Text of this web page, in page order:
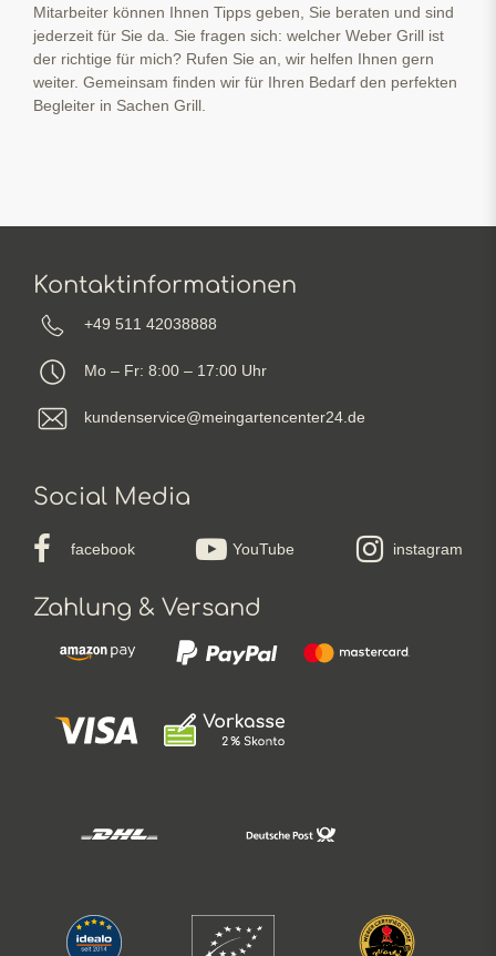
Mitarbeiter können Ihnen Tipps geben, Sie beraten und sind
jederzeit für Sie da. Sie fragen sich: welcher Weber Grill ist
der richtige für mich? Rufen Sie an, wir helfen Ihnen gern
weiter. Gemeinsam finden wir für Ihren Bedarf den perfekten
Begleiter in Sachen Grill.
Kontaktinformationen
+49 511 42038888
Mo – Fr: 8:00 – 17:00 Uhr
kundenservice@meingartencenter24.de
Social Media
facebook YouTube instagram
Zahlung & Versand